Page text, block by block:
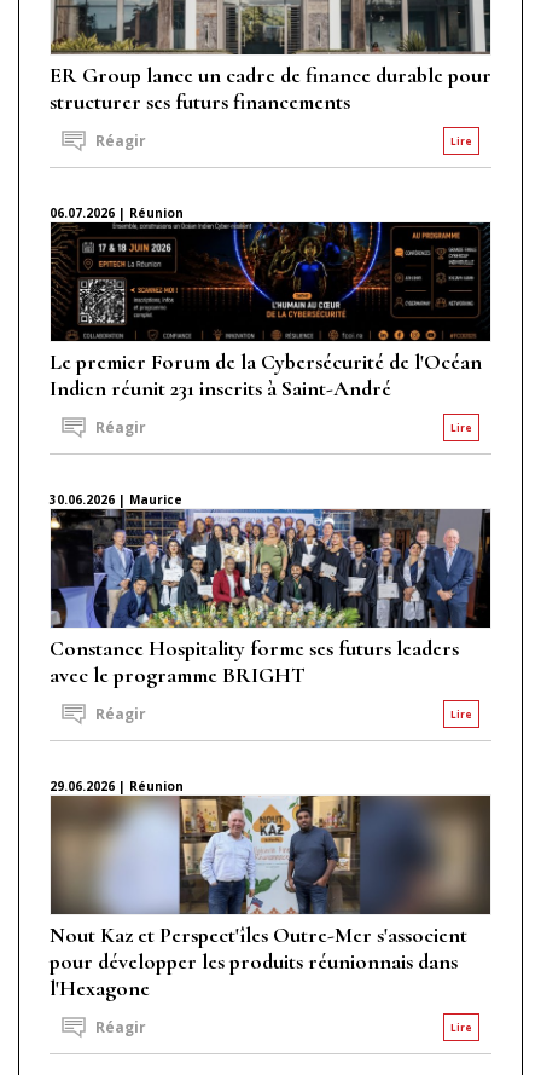
ER Group lance un cadre de finance durable pour
structurer ses futurs financements
Lire
Réagir
06.07.2026 | Réunion
Le premier Forum de la Cybersécurité de l'Océan
Indien réunit 231 inscrits à Saint-André
Lire
Réagir
30.06.2026 | Maurice
Constance Hospitality forme ses futurs leaders
avec le programme BRIGHT
Lire
Réagir
29.06.2026 | Réunion
Nout Kaz et Perspect'îles Outre-Mer s'associent
pour développer les produits réunionnais dans
l'Hexagone
Lire
Réagir